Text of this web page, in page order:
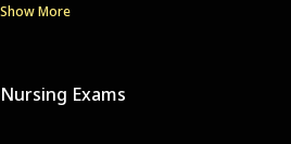
Show More
Nursing Exams